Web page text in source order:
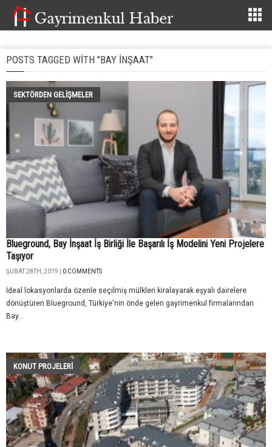
POSTS TAGGED WITH "BAY INŞAAT"
SEKTÖRDEN GELIŞMELER
Blueground, Bay İnşaat İş Birliği İle Başarılı İş Modelini Yeni Projelere
Taşıyor
ŞUBAT 28TH, 2019 | 0 COMMENTS
İdeal lokasyonlarda özenle seçilmiş mülkleri kiralayarak eşyalı dairelere
dönüştüren Blueground, Türkiye'nin önde gelen gayrimenkul firmalarından
Bay...
KONUT PROJELERI